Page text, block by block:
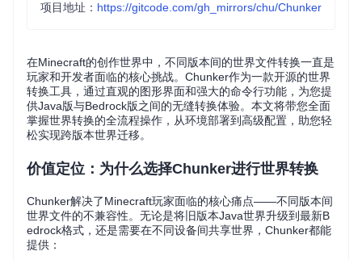
项目地址： https://gitcode.com/gh_mirrors/chu/Chunker
在Minecraft的创作世界中，不同版本间的世界文件转换一直是
玩家和开发者面临的核心挑战。Chunker作为一款开源的世界
转换工具，通过直观的图形界面和强大的命令行功能，为您提
供Java版与Bedrock版之间的无缝转换体验。本文将带您全面
掌握世界转换的全流程操作，从环境部署到高级配置，助您轻
松实现跨版本世界迁移。
价值定位：为什么选择Chunker进行世界转换
Chunker解决了Minecraft玩家面临的核心痛点——不同版本间
世界文件的不兼容性。无论是将旧版本Java世界升级到最新B
edrock格式，还是需要在不同设备间共享世界，Chunker都能
提供：